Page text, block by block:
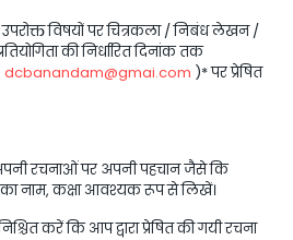
उपरोक्त विषयों पर चित्रकला / निबंध लेखन /
की निर्धारित दिनांक तक
dcbanandam@gmai.com )* पर प्रेषित
रचनाओं पर अपनी पहचान जैसे कि
का नाम, कक्षा आवश्यक रूप से लिखें।
करें कि आप द्वारा प्रेषित की गयी रचना